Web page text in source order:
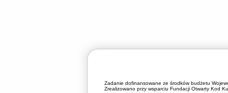
Zadanie dofinansowane ze środków budżetu
Zrealizowano przy wsparciu Fundacji Otwarty Kod